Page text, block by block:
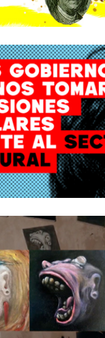
Tres gobiernos. Una misma decisión. Así
se interviene la cultura desde adentro de
las instituciones
6/Ago/2026
Tres mujeres convierten la experiencia
cotidiana de La Habana en materia
artística
30/Jul/2026